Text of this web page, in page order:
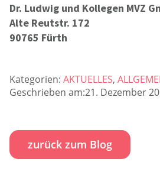
Dr. Ludwig und Kollegen MVZ
Alte Reutstr. 172
90765 Fürth
Kategorien: AKTUELLES,
Geschrieben am:21. Dezember
zurück zum Blog